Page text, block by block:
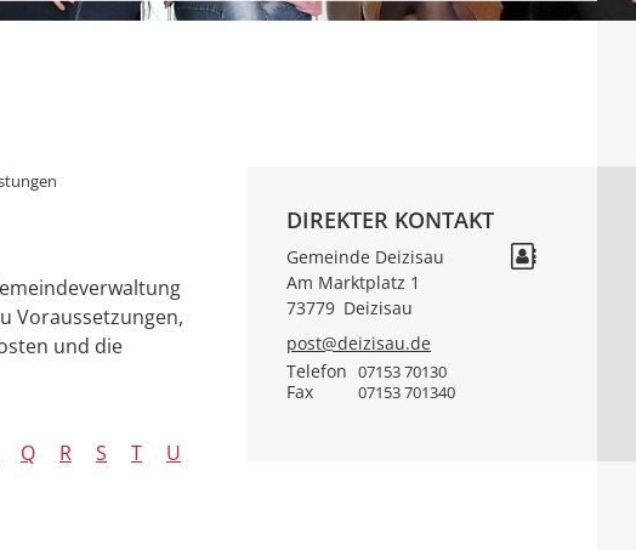
Voraussetzungen,
und die
Q R S T
U
DIREKTER KONTAKT
Gemeinde Deizisau
Am Marktplatz 1
73779 Deizisau
post@deizisau.de
Telefon 07153 70130
Fax 07153 701340